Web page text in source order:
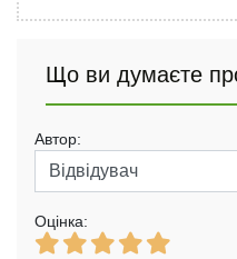
Що ви думаєте
Автор:
Оцінка: